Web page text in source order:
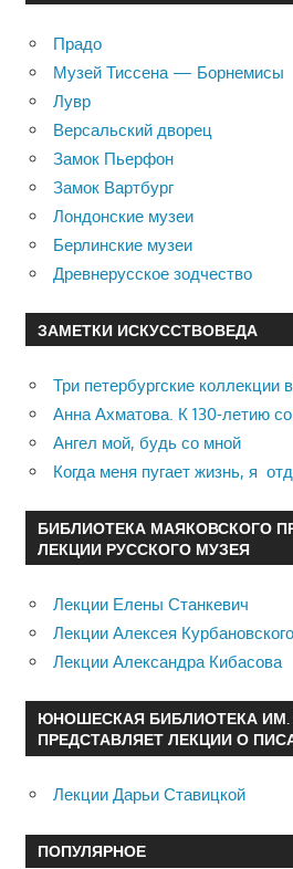
Прадо
Музей Тиссена — Борнемисы
Лувр
Версальский дворец
Замок Пьерфон
Замок Вартбург
Лондонские музеи
Берлинские музеи
Древнерусское зодчество
ЗАМЕТКИ ИСКУССТВОВЕДА
Три петербургские коллекции
Анна Ахматова. К 130-летию
Ангел мой, будь со мной
Когда меня пугает жизнь, я
БИБЛИОТЕКА МАЯКОВСКОГО
ЛЕКЦИИ РУССКОГО МУЗЕЯ
Лекции Елены Станкевич
Лекции Алексея Курбановского
Лекции Александра Кибасова
ЮНОШЕСКАЯ БИБЛИОТЕКА ИМ.
ПРЕДСТАВЛЯЕТ ЛЕКЦИИ О
Лекции Дарьи Ставицкой
ПОПУЛЯРНОЕ